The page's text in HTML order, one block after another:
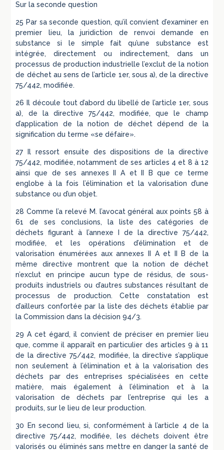
Sur la seconde question
25 Par sa seconde question, qu’il convient d’examiner en
premier lieu, la juridiction de renvoi demande en
substance si le simple fait qu’une substance est
intégrée, directement ou indirectement, dans un
processus de production industrielle l’exclut de la notion
de déchet au sens de l’article 1er, sous a), de la directive
75/442, modifiée.
26 Il découle tout d’abord du libellé de l’article 1er, sous
a), de la directive 75/442, modifiée, que le champ
d’application de la notion de déchet dépend de la
signification du terme «se défaire».
27 Il ressort ensuite des dispositions de la directive
75/442, modifiée, notamment de ses articles 4 et 8 à 12
ainsi que de ses annexes II A et II B que ce terme
englobe à la fois l’élimination et la valorisation d’une
substance ou d’un objet.
28 Comme l’a relevé M. l’avocat général aux points 58 à
61 de ses conclusions, la liste des catégories de
déchets figurant à l’annexe I de la directive 75/442,
modifiée, et les opérations d’élimination et de
valorisation énumérées aux annexes II A et II B de la
même directive montrent que la notion de déchet
n’exclut en principe aucun type de résidus, de sous-
produits industriels ou d’autres substances résultant de
processus de production. Cette constatation est
d’ailleurs confortée par la liste des déchets établie par
la Commission dans la décision 94/3.
29 A cet égard, il convient de préciser en premier lieu
que, comme il apparaît en particulier des articles 9 à 11
de la directive 75/442, modifiée, la directive s’applique
non seulement à l’élimination et à la valorisation des
déchets par des entreprises spécialisées en cette
matière, mais également à l’élimination et à la
valorisation de déchets par l’entreprise qui les a
produits, sur le lieu de leur production.
30 En second lieu, si, conformément à l’article 4 de la
directive 75/442, modifiée, les déchets doivent être
valorisés ou éliminés sans mettre en danger la santé de